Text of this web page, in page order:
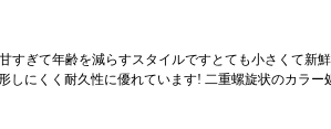
ぎて年齢を減らすスタイルですとても小さくて新
にくく耐久性に優れています! 二重螺旋状のカラー